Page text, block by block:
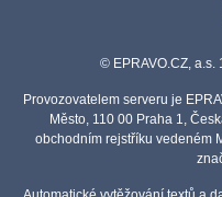
© EPRAVO.CZ,
Provozovatelem serveru je
Město, 110 00 Praha 1,
obchodním rejstříku vedeném